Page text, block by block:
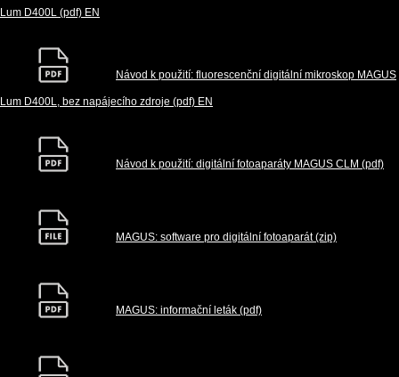
Lum D400L (pdf) EN
Návod k použití: fluorescenční digitální mikroskop MAGUS
Lum D400L, bez napájecího zdroje (pdf) EN
Návod k použití: digitální fotoaparáty MAGUS CLM (pdf)
MAGUS: software pro digitální fotoaparát (zip)
MAGUS: informační leták (pdf)